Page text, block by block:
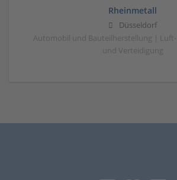
Rheinmetall
Düsseldorf
Automobil und Bauteilherstellung |
und Verteidigung